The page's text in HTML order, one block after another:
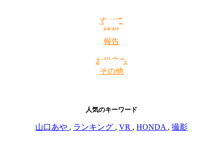
すべて
情報
報告
お役立ち
その他
人気のキーワード
山口あや , ランキング , VR , HONDA , 撮影